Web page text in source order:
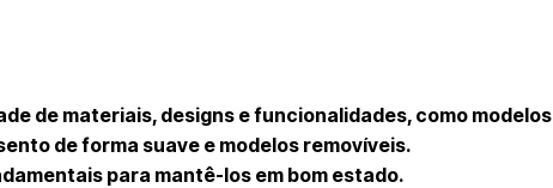
de materiais, designs e funcionalidades, como modelos
de forma suave e modelos removíveis.
para mantê-los em bom estado.